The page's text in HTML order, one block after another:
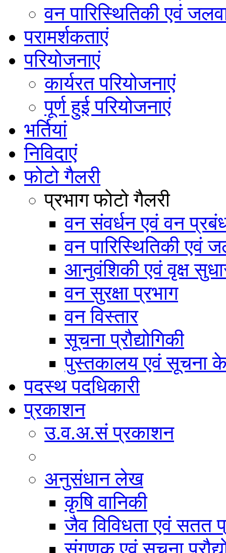
वन पारिस्थितिकी एवं
परामर्शकताएं
परियोजनाएं
कार्यरत परियोजनाएं
पूर्ण हुई परियोजनाएं
भर्तियां
निविदाएं
फोटो गैलरी
प्रभाग फोटो गैलरी
वन संवर्धन एवं वन
वन पारिस्थितिकी एवं
आनुवंशिकी एवं वृक्ष
वन सुरक्षा प्रभाग
वन विस्तार
सूचना प्रौद्योगिकी
पुस्तकालय एवं सूचना
पदस्थ पदधिकारी
प्रकाशन
उ.व.अ.सं प्रकाशन
अनुसंधान लेख
कृषि वानिकी
जैव विविधता एवं सतत